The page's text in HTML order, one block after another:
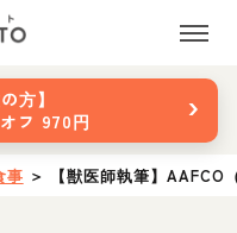
方】
フ 970円
›
事 ＞ 【獣医師執筆】